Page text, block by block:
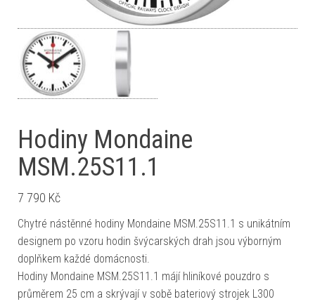
Hodiny Mondaine
MSM.25S11.1
7 790 Kč
Chytré nástěnné hodiny Mondaine MSM.25S11.1 s unikátním
designem po vzoru hodin švýcarských drah jsou výborným
doplňkem každé domácnosti.
Hodiny Mondaine MSM.25S11.1 májí hliníkové pouzdro s
průměrem 25 cm a skrývají v sobě bateriový strojek L300